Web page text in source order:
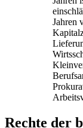
Jahren
Rechte der